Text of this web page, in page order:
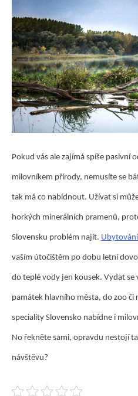
Pokud vás ale zajímá spíše pasivní
milovníkem přírody, nemusíte se
tak má co nabídnout. Užívat si
horkých minerálních pramenů,
Slovensku problém najít.
vaším útočištěm po dobu letní
do teplé vody jen kousek. Vydat se
památek hlavního města, do zoo či
speciality Slovensko nabídne i
No řekněte sami, opravdu nestojí
návštěvu?